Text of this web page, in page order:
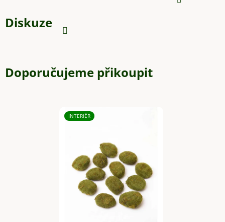
Diskuze
Doporučujeme přikoupit
INTERIÉR